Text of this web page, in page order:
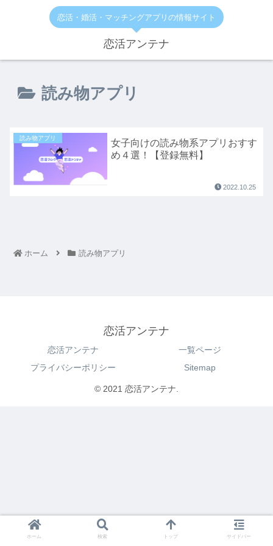
恋活・婚活・マッチングアプリの情報サイト
恋活アンテナ
読み物アプリ
読み物アプリ
女子向けの読み物系アプリおすす
め４選！【登録無料】
2022.10.25
ホーム 読み物アプリ
恋活アンテナ
恋活アンテナ
一覧ページ
プライバシーポリシー
Sitemap
© 2021 恋活アンテナ.
ホーム 検索 トップ サイドバー